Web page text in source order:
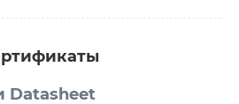
Datasheet